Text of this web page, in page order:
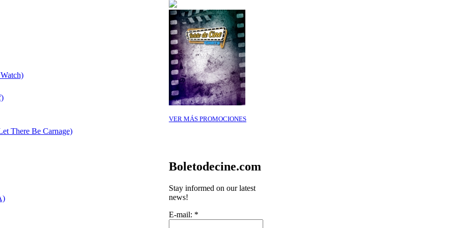
There Be Carnage)
VER MÁS PROMOCIONES
Boletodecine.com
Stay informed on our latest
news!
E-mail: *